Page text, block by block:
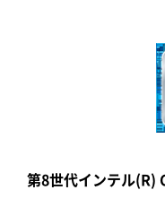
第8世代インテル(R)